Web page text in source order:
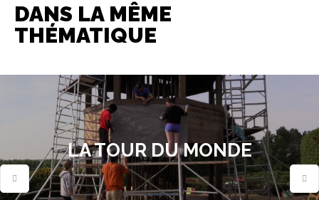
DANS LA MÊME
THÉMATIQUE
LA TOUR DU MONDE